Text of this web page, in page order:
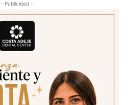
- Publicidad -